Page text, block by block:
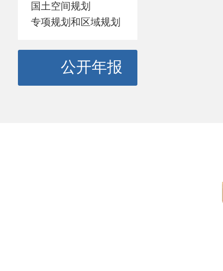
国土空间规划
专项规划和区域规划
公开年报